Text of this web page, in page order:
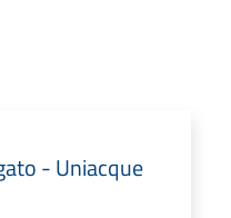
- Uniacque